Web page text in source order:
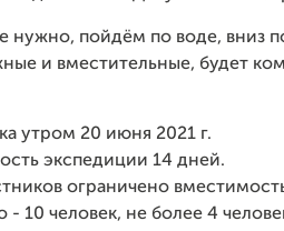
нужно, пойдём по воде, вниз
и вместительные, будет
утром 20 июня 2021 г.
экспедиции 14 дней.
ограничено
- 10 человек, не более 4